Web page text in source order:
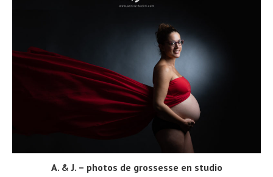
A. & J. – photos de grossesse en studio